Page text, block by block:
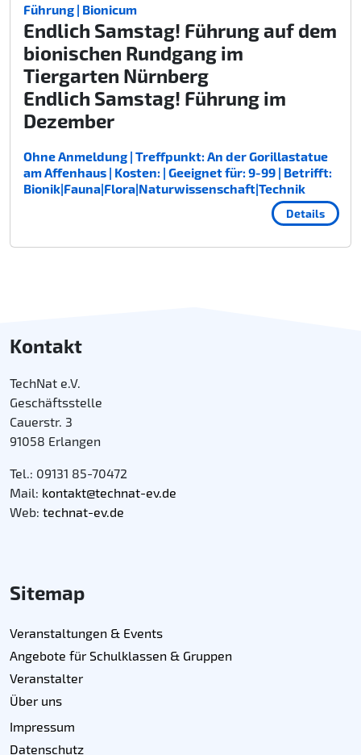
Führung | Bionicum
Endlich Samstag! Führung auf dem
bionischen Rundgang im
Tiergarten Nürnberg
Endlich Samstag! Führung im
Dezember
Ohne Anmeldung | Treffpunkt: An der Gorillastatue
am Affenhaus | Kosten: | Geeignet für: 9-99 | Betrifft:
Bionik|Fauna|Flora|Naturwissenschaft|Technik
Details
Kontakt
TechNat e.V.
Geschäftsstelle
Cauerstr. 3
91058 Erlangen
Tel.: 09131 85-70472
Mail: kontakt@technat-ev.de
Web: technat-ev.de
Sitemap
Veranstaltungen & Events
Angebote für Schulklassen & Gruppen
Veranstalter
Über uns
Impressum
Datenschutz